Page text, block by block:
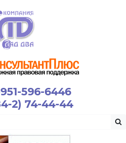
596-6446
2) 74-44-44